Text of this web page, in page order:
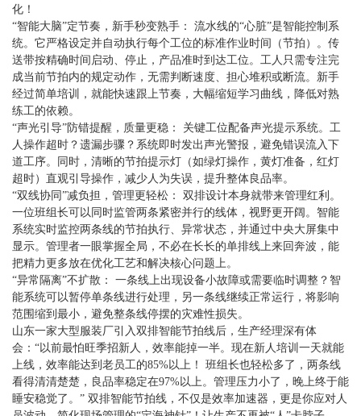
化！
“智能大脑”定节奏，新手秒变熟手：
流水线的“心脏”是智能控制系
统。它严格设定并自动执行每个工位的标准作业时间（节拍） 。传
送带按精确时间启动、停止，产品准时到达工位。 工人只需专注完
成当前节拍内的规定动作 ，无需判断速度、担心堆积或断流。新手
经过简单培训，就能快速跟上节奏， 大幅缩短学习曲线，降低对熟
练工的依赖。
“声光引导”防错提醒，质量更稳：
关键工位配备声光提示系统。工
人操作超时？遗漏步骤？系统即时发出声光警报， 避免错误流入下
道工序。同时，清晰的节拍提示灯（如绿灯操作，黄灯准备，红灯
超时）直观引导操作， 减少人为失误，提升整体良品率。
“双线协同”减负担，管理更轻松：
双排设计本身就带来管理红利。
一位班组长可以同时监管两条紧密并行的线体 ，视野更开阔。智能
系统实时监控两条线的节拍执行、异常状态，并通过中央大屏集中
显示。管理者一眼掌握全局 ，不必在长长的单排线上来回奔波，能
把精力更多放在优化工艺和解决核心问题上。
“异常隔离”不扩散：
一条线上出现设备小故障或需要临时调整？智
能系统可以暂停单条线进行处理，另一条线继续正常运行 ，将影响
范围缩到最小， 避免整条线停摆的灾难性损失。
山东一家大型服装厂引入双排智能节拍线后，生产经理深有体
会：“以前最怕旺季招新人，效率能掉一半。现在新人培训一天就能
上线， 效率能达到老员工的85%以上！
班组长也轻松多了，两条线
看得清清楚楚，良品率稳定在97%以上。 管理压力小了，晚上终于能
睡安稳觉了。” 双排智能节拍线，不仅是效率加速器，更是你应对人